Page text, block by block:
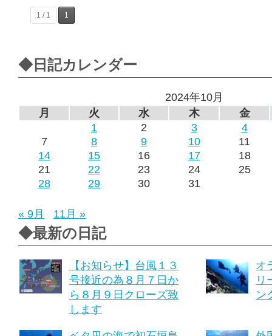
1 / 1 1
◆日記カレンダー
2024年10月
月
火 水 木
金
1
2 3
4
7
8 9 10
11
14
15 16 17
18
21
22 23 24
25
28
29 30 31
« 9月 11月 »
◆最新の日記
【お知らせ】台風１３
号接近の為８月７日か
ら８月９日クローズ致
します
オ
リ
ン